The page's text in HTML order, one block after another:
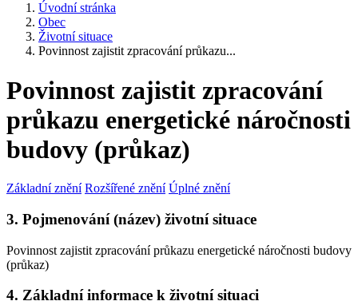
Úvodní stránka
Obec
Životní situace
Povinnost zajistit zpracování průkazu...
Povinnost zajistit zpracování
průkazu energetické náročnosti
budovy (průkaz)
Základní znění Rozšířené znění Úplné znění
3. Pojmenování (název) životní situace
Povinnost zajistit zpracování průkazu energetické náročnosti budovy
(průkaz)
4. Základní informace k životní situaci